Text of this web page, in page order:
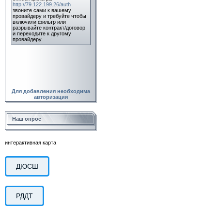
Для добавления необходима
авторизация
Наш опрос
интерактивная карта
ДЮСШ
РДДТ